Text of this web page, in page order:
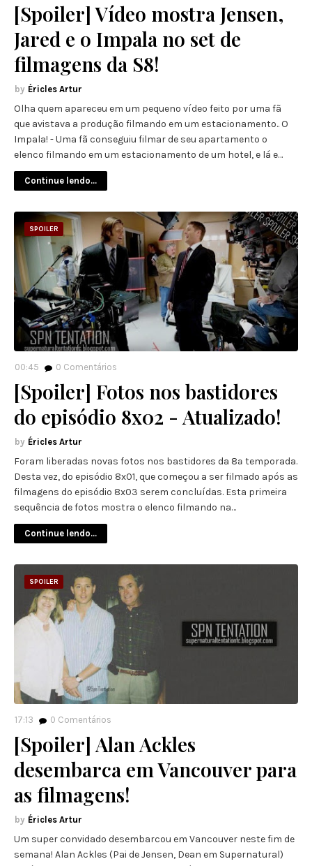
[Spoiler] Vídeo mostra Jensen,
Jared e o Impala no set de
filmagens da S8!
Éricles Artur
Olha quem apareceu em um pequeno vídeo feito por uma fã
que avistava a produção filmando em um estacionamento.. O
Impala! - Uma fã conseguiu filmar de seu apartamento o
elenco filmando em um estacionamento de um hotel, e lá e…
Continue lendo...
SPOILER
00:45 0 Comentários
[Spoiler] Fotos nos bastidores
do episódio 8x02 - Atualizado!
Éricles Artur
Foram liberadas novas fotos nos bastidores da 8ª temporada.
Desta vez, do episódio 8x01, que começou a ser filmado após as
filmagens do episódio 8x03 serem concluídas. Esta primeira
sequência de fotos mostra o elenco filmando na…
Continue lendo...
SPOILER
17:13 0 Comentários
[Spoiler] Alan Ackles
desembarca em Vancouver para
as filmagens!
Éricles Artur
Um super convidado desembarcou em Vancouver neste fim de
semana! Alan Ackles (Pai de Jensen, Dean em Supernatural)